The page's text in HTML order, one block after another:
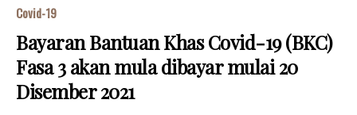
Covid-19
Bayaran Bantuan Khas Covid-19 (BKC)
Fasa 3 akan mula dibayar mulai 20
Disember 2021